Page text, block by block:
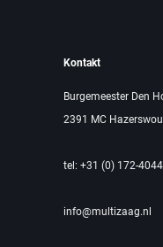
Kontakt
Burgemeester Den
2391 MC
tel: +31 (0) 172-
info@multizaag.nl